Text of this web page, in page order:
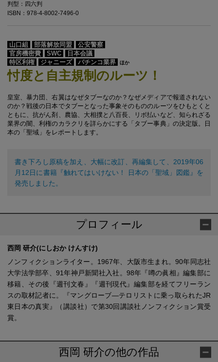
判型：四六判
ISBN：978-4-8002-7496-0
山口組 部落解放同盟
公安警察
官房機密費
SWC
日本会議
特区利権
ジャニーズ パチンコ業界 ほか
忖度と自主規制のルーツ！
皇室、暴力団、右翼はなぜタブーなのか？なぜメディアで報道されない
のか？戦後の日本でタブーとなった事象そのもののルーツをひもとくと
ともに、抗がん剤、農協、大相撲と八百長、リボ払いなど、知られざる
業界の闇、利権のカラクリを詳らかにする「タブー事典」の決定版。日
本の「聖域」をレポートします。
書き下ろし原稿を加え、大幅に改訂、再編集して、2019年06
月12日に書籍『触れてはいけない！ 日本の「聖域」図鑑』を
発売しました。
プロフィール
西岡 研介(にしおか けんすけ)
ノンフィクションライター。1967年、大阪市生まれ。90年同志社
大学法学部卒、91年神戸新聞社入社。98年『噂の眞相』編集部に
移籍、その後『週刊文春』『週刊現代』編集部を経てフリーラン
スの取材記者に。『マングローブ―テロリストに乗っ取られたJR
東日本の真実』（講談社）で第30回講談社ノンフィクション賞受
賞。
西岡 研介の他の作品